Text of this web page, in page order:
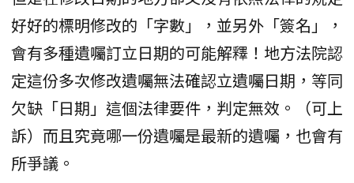
好好的標明修改的「字數」，並另外「簽名」，
會有多種遺囑訂立日期的可能解釋！地方法院認
定這份多次修改遺囑無法確認立遺囑日期，等同
欠缺「日期」這個法律要件，判定無效。（可上
訴）而且究竟哪一份遺囑是最新的遺囑，也會有
所爭議。